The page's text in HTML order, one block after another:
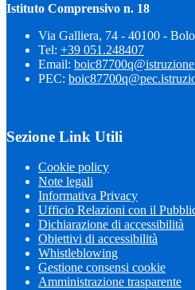
Istituto Comprensivo n. 18
Via Galliera, 74 - 40100 -
Tel: +39 051.248407
Email:
PEC:
Sezione Link Utili
Cookie policy
Note legali
Informativa Privacy
Ufficio Relazioni con il
Dichiarazione di accessibilità
Obiettivi di accessibilità
Whistleblowing
Gestione consensi cookie
Amministrazione trasparente